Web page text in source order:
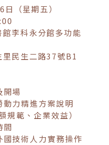
（星期五）
李科永分館多功能
民生二路37號B1
場
力精進方案說明
規範、企業效益）
技術人力實務操作